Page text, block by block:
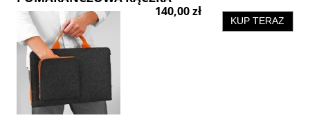
140,00 zł
KUP TERAZ